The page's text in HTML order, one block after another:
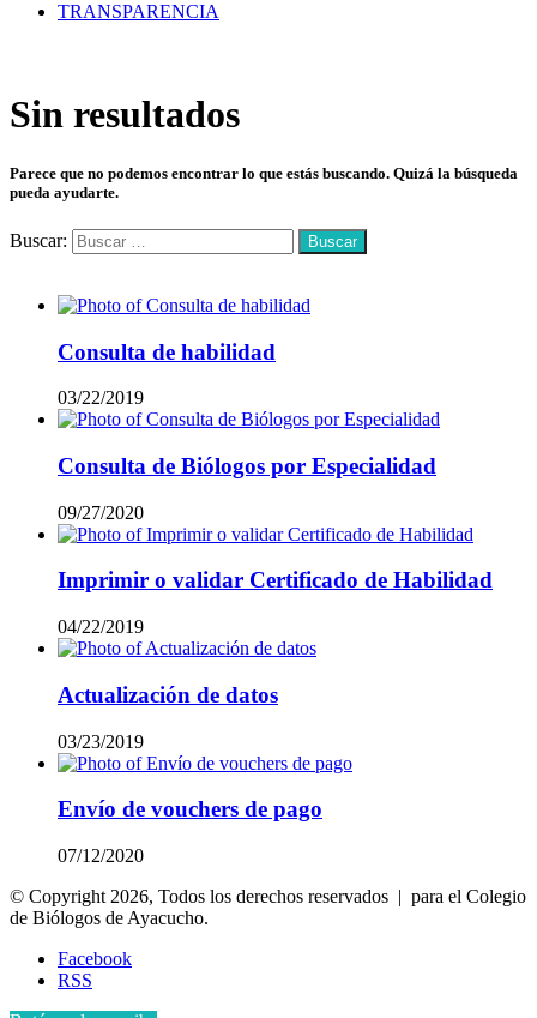
TRANSPARENCIA
Sin resultados
Parece que no podemos encontrar lo que estás buscando. Quizá la búsqueda
pueda ayudarte.
Buscar:
Consulta de habilidad
03/22/2019
Consulta de Biólogos por Especialidad
09/27/2020
Imprimir o validar Certificado de Habilidad
04/22/2019
Actualización de datos
03/23/2019
Envío de vouchers de pago
07/12/2020
© Copyright 2026, Todos los derechos reservados | para el Colegio
de Biólogos de Ayacucho.
Facebook
RSS